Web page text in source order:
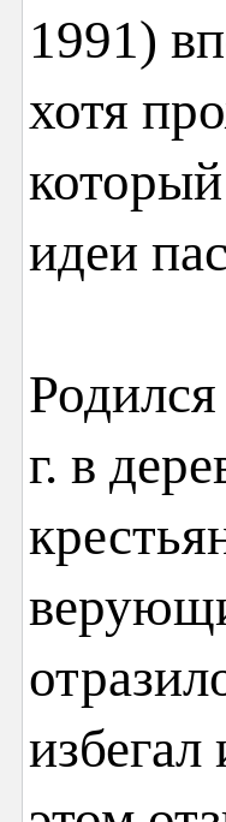
1991)
хотя
идеи
г. в